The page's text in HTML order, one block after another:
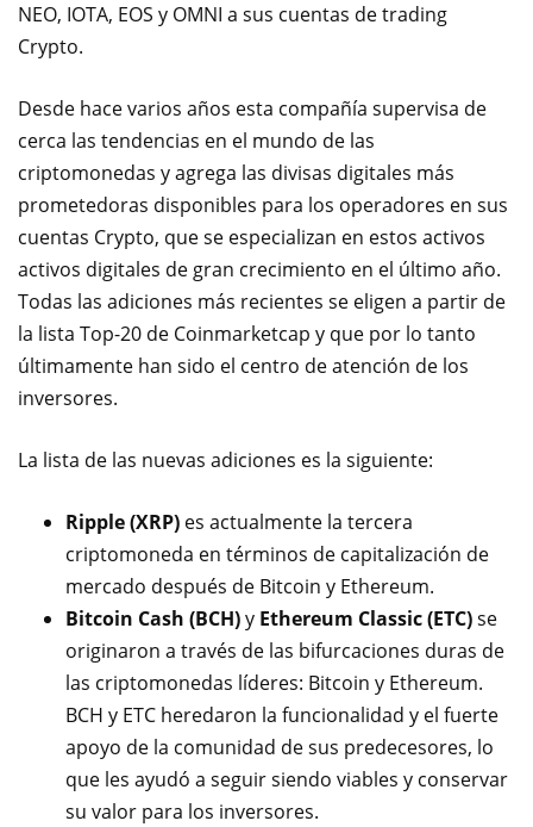
NEO, IOTA, EOS y OMNI a sus cuentas de trading
Crypto.
Desde hace varios años esta compañía supervisa de
cerca las tendencias en el mundo de las
criptomonedas y agrega las divisas digitales más
prometedoras disponibles para los operadores en sus
cuentas Crypto, que se especializan en estos activos
activos digitales de gran crecimiento en el último año.
Todas las adiciones más recientes se eligen a partir de
la lista Top-20 de Coinmarketcap y que por lo tanto
últimamente han sido el centro de atención de los
inversores.
La lista de las nuevas adiciones es la siguiente:
Ripple (XRP) es actualmente la tercera
criptomoneda en términos de capitalización de
mercado después de Bitcoin y Ethereum.
Bitcoin Cash (BCH)y Ethereum Classic (ETC)se
originaron a través de las bifurcaciones duras de
las criptomonedas líderes: Bitcoin y Ethereum.
BCH y ETC heredaron la funcionalidad y el fuerte
apoyo de la comunidad de sus predecesores, lo
que les ayudó a seguir siendo viables y conservar
su valor para los inversores.